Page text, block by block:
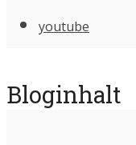
youtube
Bloginhalt